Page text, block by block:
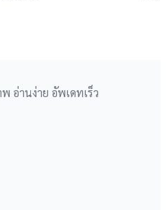
อ่านง่าย อัพเดทเร็ว